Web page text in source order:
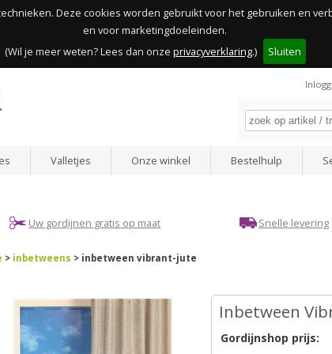
Deze cookies worden gebruikt voor het gebruiken en
en voor marketingdoeleinden.
(Wil je meer weten? Lees dan onze privacyverklaring.) Sluiten
Valletjes Onze winkel Bestelhulp
Uw gordijnen gratis op maat Snelle levering
> inbetweens > inbetween vibrant-jute
Inbetween
Gordijnshop prijs: